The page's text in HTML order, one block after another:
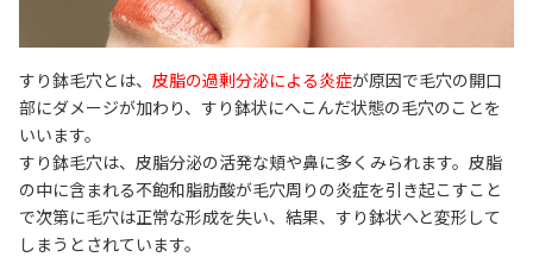
すり鉢毛穴とは、 皮脂の過剰分泌による炎症が原因で毛穴の開口
部にダメージが加わり、すり鉢状にへこんだ状態の毛穴のことを
いいます。
すり鉢毛穴は、皮脂分泌の活発な頬や鼻に多くみられます。皮脂
の中に含まれる不飽和脂肪酸が毛穴周りの炎症を引き起こすこと
で次第に毛穴は正常な形成を失い、結果、すり鉢状へと変形して
しまうとされています。